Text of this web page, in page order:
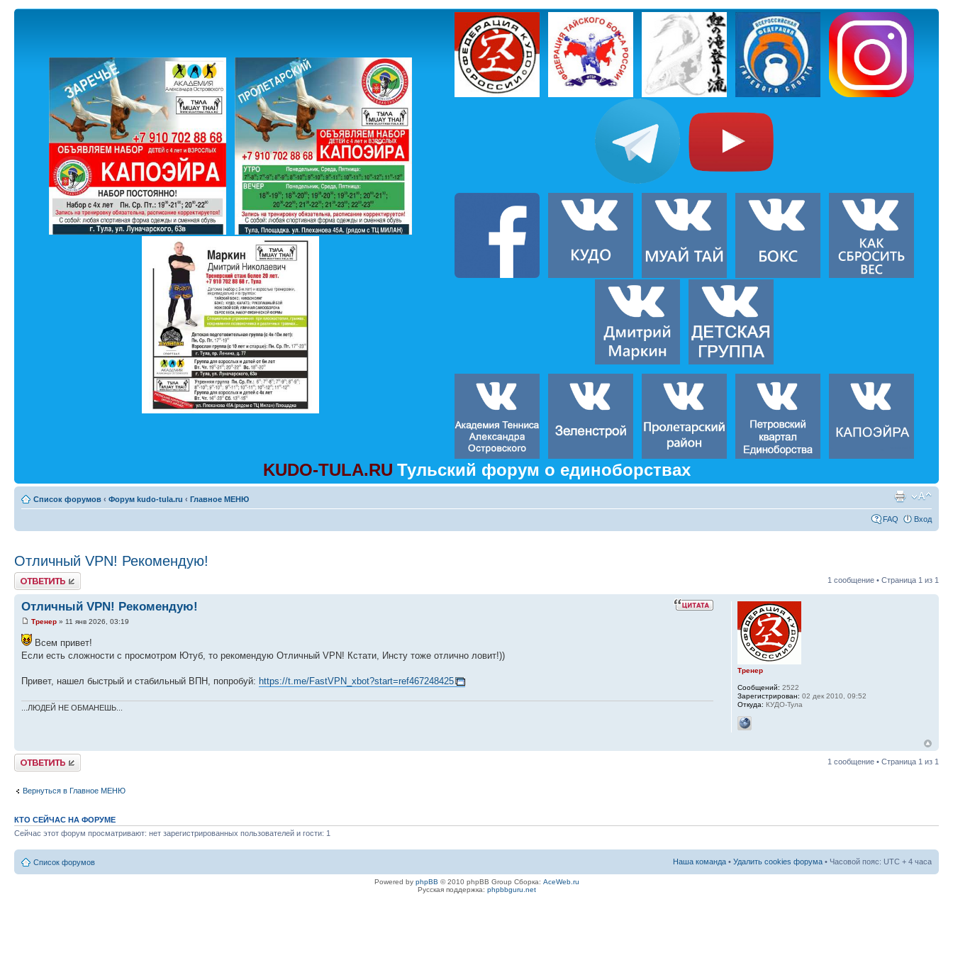
KUDO-TULA.RU Тульский форум о единоборствах
Список форумов ‹ Форум kudo-tula.ru ‹ Главное МЕНЮ
FAQ Вход
Отличный VPN! Рекомендую!
Ответить 1 сообщение • Страница 1 из 1
Отличный VPN! Рекомендую!
Тренер » 11 янв 2026, 03:19
Всем привет!
Если есть сложности с просмотром Ютуб, то рекомендую Отличный VPN! Кстати, Инсту тоже отлично ловит!))
Привет, нашел быстрый и стабильный ВПН, попробуй: https://t.me/FastVPN_xbot?start=ref467248425
...ЛЮДЕЙ НЕ ОБМАНЕШЬ...
Тренер
Сообщений: 2522
Зарегистрирован: 02 дек 2010, 09:52
Откуда: КУДО-Тула
Ответить 1 сообщение • Страница 1 из 1
Вернуться в Главное МЕНЮ
КТО СЕЙЧАС НА ФОРУМЕ
Сейчас этот форум просматривают: нет зарегистрированных пользователей и гости: 1
Список форумов Наша команда • Удалить cookies форума • Часовой пояс: UTC + 4 часа
Powered by phpBB © 2010 phpBB Group Сборка: AceWeb.ru
Русская поддержка: phpbbguru.net